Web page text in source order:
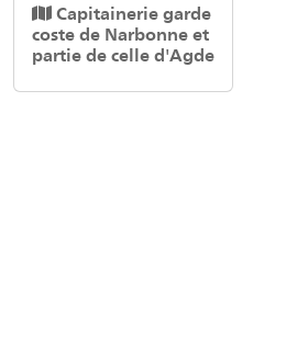
Capitainerie garde
coste de Narbonne et
partie de celle d'Agde